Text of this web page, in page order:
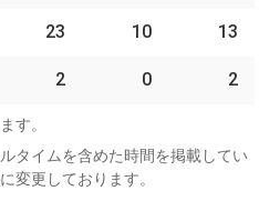
23 10 13
2 0 2
す。
タイムを含めた時間を掲載してい
変更しております。